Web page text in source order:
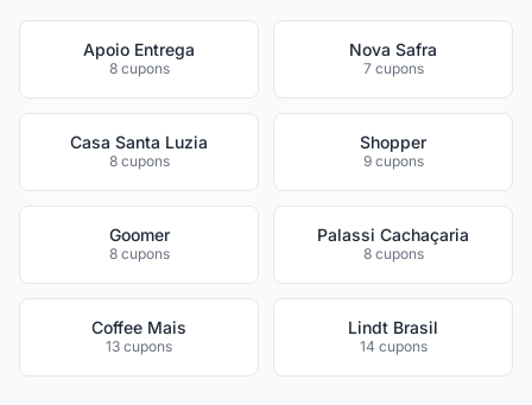
Apoio Entrega
8 cupons
Nova Safra
7 cupons
Casa Santa Luzia
8 cupons
Shopper
9 cupons
Goomer
8 cupons
Palassi Cachaçaria
8 cupons
Coffee Mais
13 cupons
Lindt Brasil
14 cupons